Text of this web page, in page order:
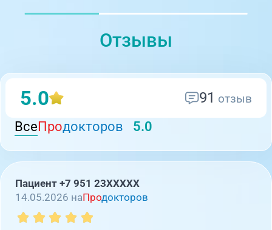
Отзывы
5.0 91 отзыв
ВсеПродокторов 5.0
Пациент +7 951 23XXXXX
14.05.2026 наПродокторов